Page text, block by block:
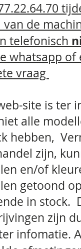
van de
telefonisch
whatsapp of
vraag
site is ter
alle
hebben,
zijn,
en/of
getoond
in stock.
zijn
infomatie.